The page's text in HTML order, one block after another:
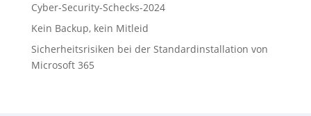
Cyber-Security-Schecks-2024
Kein Backup, kein Mitleid
Sicherheitsrisiken bei der Standardinstallation von
Microsoft 365